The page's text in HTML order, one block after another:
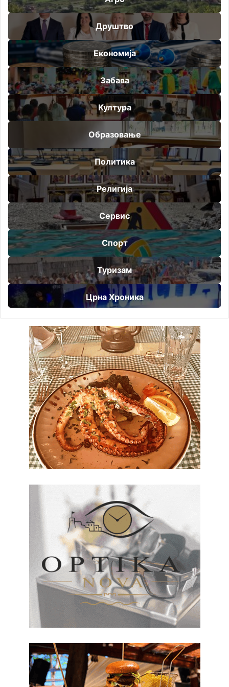
Друштво
Економија
Забава
Култура
Образовање
Политика
Религија
Сервис
Спорт
Туризам
Црна Хроника